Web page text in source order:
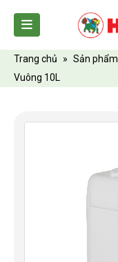
Trang chủ » Sản phẩm
Vuông 10L